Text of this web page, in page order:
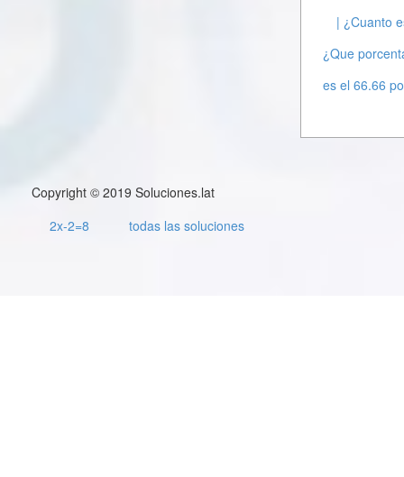
| ¿Cuanto
¿Que
es el 66.66
Copyright © 2019 Soluciones.lat
2x-2=8
todas las soluciones